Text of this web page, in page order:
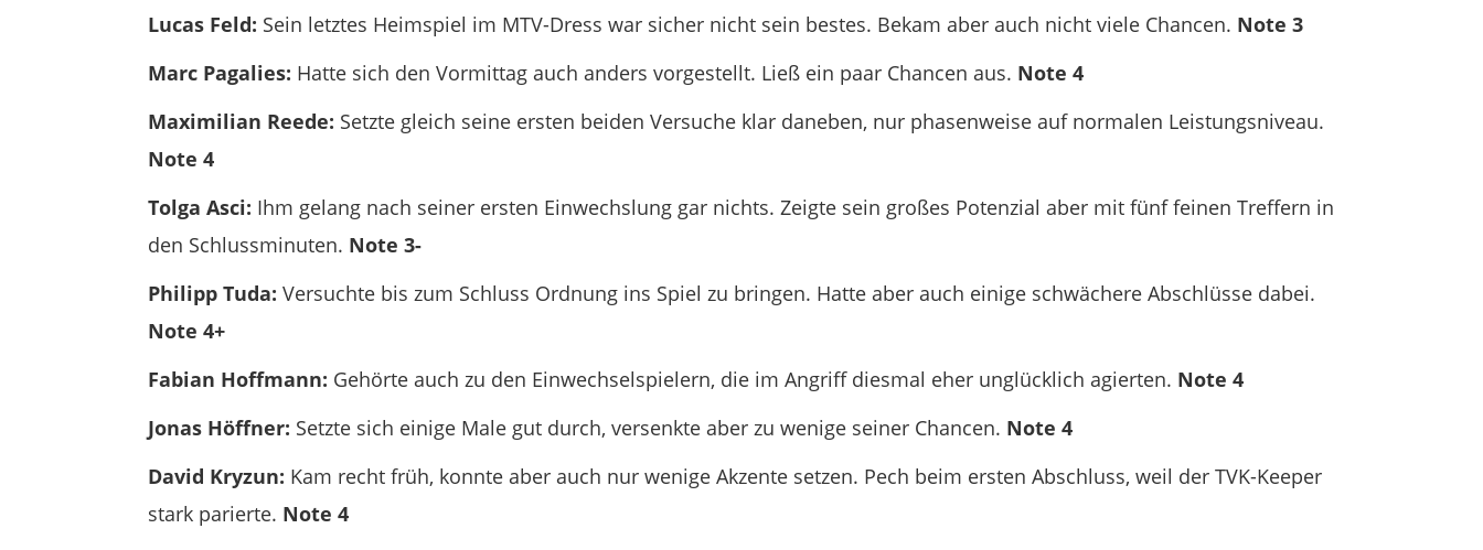
Lucas Feld: Sein letztes Heimspiel im MTV-Dress war sicher nicht sein bestes. Bekam aber auch nicht viele Chancen. Note 3
Marc Pagalies: Hatte sich den Vormittag auch anders vorgestellt. Ließ ein paar Chancen aus. Note 4
Maximilian Reede: Setzte gleich seine ersten beiden Versuche klar daneben, nur phasenweise auf normalen Leistungsniveau.
Note 4
Tolga Asci: Ihm gelang nach seiner ersten Einwechslung gar nichts. Zeigte sein großes Potenzial aber mit fünf feinen Treffern in
den Schlussminuten. Note 3-
Philipp Tuda: Versuchte bis zum Schluss Ordnung ins Spiel zu bringen. Hatte aber auch einige schwächere Abschlüsse dabei.
Note 4+
Fabian Hoffmann: Gehörte auch zu den Einwechselspielern, die im Angriff diesmal eher unglücklich agierten. Note 4
Jonas Höffner: Setzte sich einige Male gut durch, versenkte aber zu wenige seiner Chancen. Note 4
David Kryzun: Kam recht früh, konnte aber auch nur wenige Akzente setzen. Pech beim ersten Abschluss, weil der TVK-Keeper
stark parierte. Note 4